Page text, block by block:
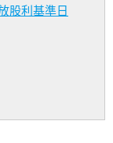
股利基準日